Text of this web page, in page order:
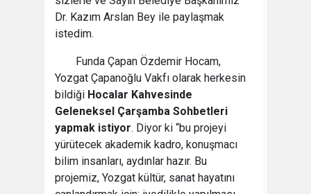
Dr. Kazım Arslan Bey ile paylaşmak
istedim.
Funda Çapan Özdemir Hocam,
Yozgat Çapanoğlu Vakfı olarak herkesin
bildiği Hocalar Kahvesinde
Geleneksel Çarşamba Sohbetleri
yapmak istiyor. Diyor ki “bu projeyi
yürütecek akademik kadro, konuşmacı
bilim insanları, aydınlar hazır. Bu
projemiz, Yozgat kültür, sanat hayatını